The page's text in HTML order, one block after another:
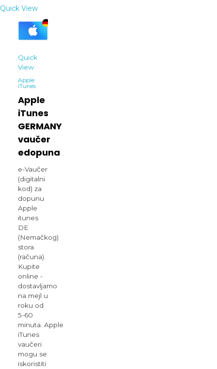
Quick View
Quick
View
Apple
iTunes
Apple
iTunes
GERMANY
vaučer
edopuna
e-Vaučer
(digitalni
kod) za
dopunu
Apple
itunes
DE
(Nemačkog)
stora
(računa).
Kupite
online -
dostavljamo
na mejl u
roku od
5-60
minuta. Apple
iTunes
vaučeri
mogu se
iskoristiti